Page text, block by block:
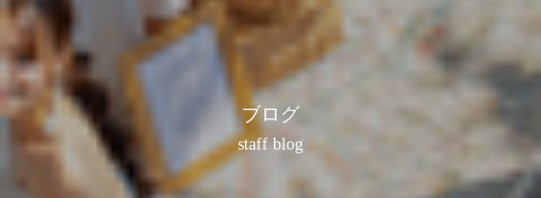
ブログ
staff blog